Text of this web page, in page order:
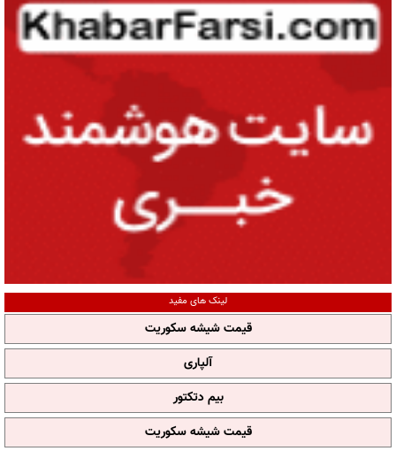
لینک های مفید
قیمت شیشه سکوریت
آلپاری
بیم دتکتور
قیمت شیشه سکوریت